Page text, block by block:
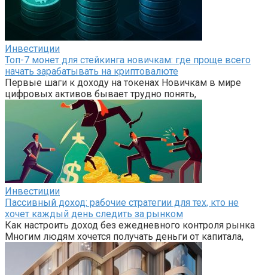
Инвестиции
Топ-7 монет для стейкинга новичкам: где проще всего
начать зарабатывать на криптовалюте
Первые шаги к доходу на токенах Новичкам в мире
цифровых активов бывает трудно понять,
Инвестиции
Пассивный доход: рабочие стратегии для тех, кто не
хочет каждый день следить за рынком
Как настроить доход без ежедневного контроля рынка
Многим людям хочется получать деньги от капитала,